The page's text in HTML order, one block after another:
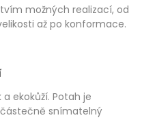
možných realizací, od
až po konformace.
ekokůží. Potah je
snímatelný